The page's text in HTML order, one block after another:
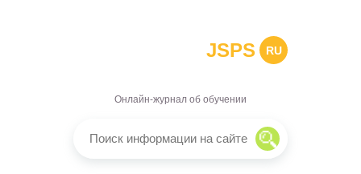
JSPS RU
Онлайн-журнал об обучении